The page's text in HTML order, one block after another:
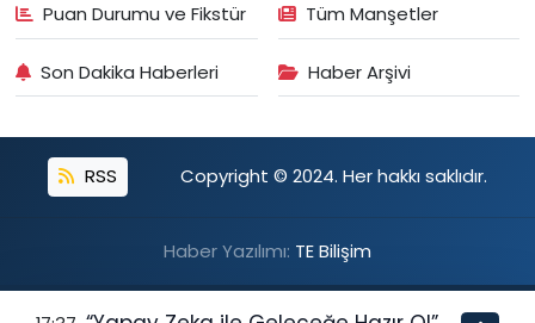
Puan Durumu ve Fikstür Tüm Manşetler
Son Dakika Haberleri Haber Arşivi
RSS Copyright © 2024. Her hakkı saklıdır.
Haber Yazılımı: TE Bilişim